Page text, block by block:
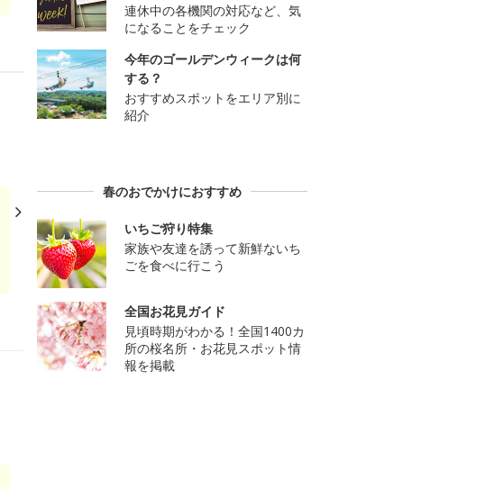
連休中の各機関の対応など、気
になることをチェック
今年のゴールデンウィークは何
する？
おすすめスポットをエリア別に
紹介
春のおでかけにおすすめ
いちご狩り特集
家族や友達を誘って新鮮ないち
ごを食べに行こう
全国お花見ガイド
見頃時期がわかる！全国1400カ
所の桜名所・お花見スポット情
報を掲載